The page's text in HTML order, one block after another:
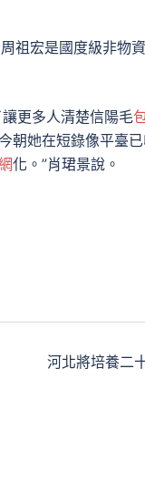
祖宏是國度級非物
更多人清楚信陽毛
朝她在短錄像平臺
化。”肖珺景說。
河北將培養二